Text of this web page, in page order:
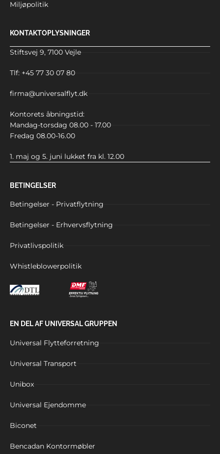
Miljøpolitik
KONTAKTOPLYSNINGER
Stiftsvej 9, 7100 Vejle
Tlf: +45 77 30 07 80
firma@universalflyt.dk
Kontorets åbningstid:
Mandag-torsdag 08.00 - 17.00
Fredag 08.00-16.00
1. maj og 5. juni lukket fra kl. 12.00
BETINGELSER
Betingelser - Privatflytning
Betingelser - Erhvervsflytning
Privatlivspolitik
Whistleblowerpolitik
EN DEL AF UNIVERSAL GRUPPEN
Universal Flytteforretning
Universal Transport
Unibox
Universal Ejendomme
Biconet
Bencadan Kontormøbler